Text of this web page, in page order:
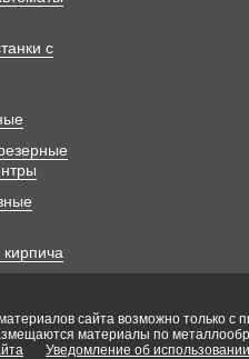
с
сайта возможно только с
материалы по
Уведомление об